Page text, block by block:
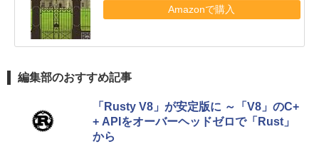
Amazonで購入
編集部のおすすめ記事
「Rusty V8」が安定版に ～「V8」のC+
+ APIをオーバーヘッドゼロで「Rust」
から